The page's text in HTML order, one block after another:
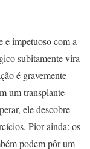
e impetuoso com a
subitamente vira
é gravemente
um transplante
ele descobre
Pior ainda: os
podem pôr um